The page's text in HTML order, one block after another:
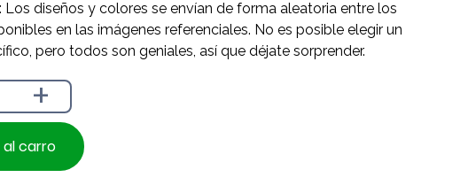
: Los diseños y colores se envían de forma aleatoria entre los
en las imágenes referenciales. No es posible elegir un
pero todos son geniales, así que déjate sorprender.
+
carro